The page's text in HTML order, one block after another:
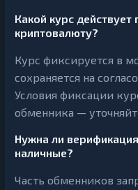
Какой курс
криптовалюту?
Курс фиксируется в
сохраняется на
Условия фиксации
обменника —
Нужна ли
наличные?
Часть обменников